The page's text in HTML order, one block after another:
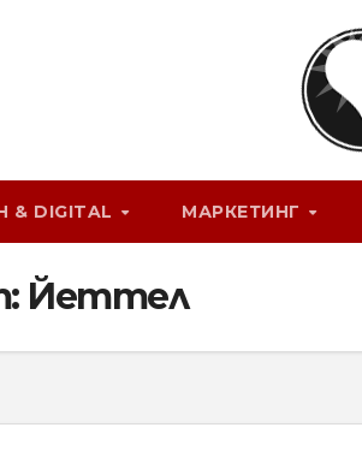
& DIGITAL МАРКЕТИНГ
Йеттел